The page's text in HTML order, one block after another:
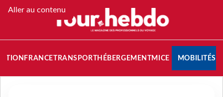
Aller au contenu
FRANCETRANSPORT HÉBERGEMENTMICE MOBILITÉS